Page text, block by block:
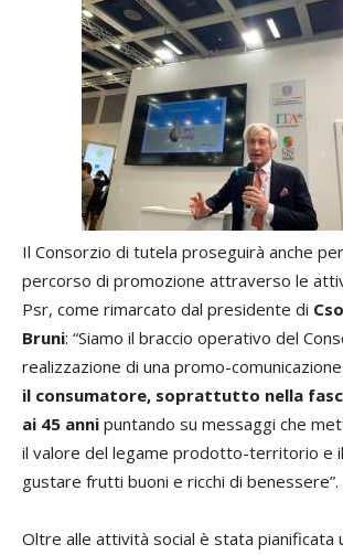
Il Consorzio di tutela proseguirà anche
percorso di promozione attraverso le
Psr, come rimarcato dal presidente di
Bruni: “Siamo il braccio operativo del
realizzazione di una promo-
il consumatore, soprattutto nella
ai 45 anni puntando su messaggi che
il valore del legame prodotto-territorio e
gustare frutti buoni e ricchi di benessere”.
Oltre alle attività social è stata pianificata